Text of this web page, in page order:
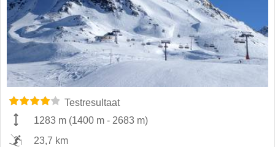
Testresultaat
1283 m (1400 m - 2683 m)
23,7 km